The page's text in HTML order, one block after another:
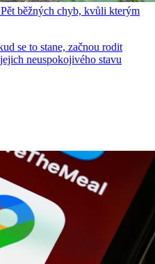
běžných chyb, kvůli kterým
se to stane, začnou rodit
neuspokojivého stavu